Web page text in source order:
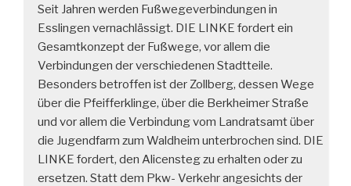
Seit Jahren werden Fußwegeverbindungen in
Esslingen vernachlässigt. DIE LINKE fordert ein
Gesamtkonzept der Fußwege, vor allem die
Verbindungen der verschiedenen Stadtteile.
Besonders betroffen ist der Zollberg, dessen Wege
über die Pfeifferklinge, über die Berkheimer Straße
und vor allem die Verbindung vom Landratsamt über
die Jugendfarm zum Waldheim unterbrochen sind. DIE
LINKE fordert, den Alicensteg zu erhalten oder zu
ersetzen. Statt dem Pkw- Verkehr angesichts der